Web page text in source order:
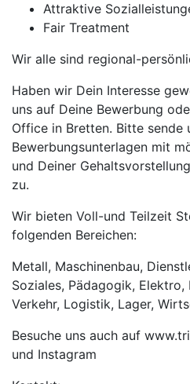
Attraktive
Fair Treatment
Wir alle sind regional-
Haben wir Dein Interesse
uns auf Deine Bewerbung
Office in Bretten. Bitte sende
Bewerbungsunterlagen mit
und Deiner
zu.
Wir bieten Voll-und Teilzeit
folgenden Bereichen:
Metall, Maschinenbau,
Soziales, Pädagogik,
Verkehr, Logistik, Lager,
Besuche uns auch auf
und Instagram